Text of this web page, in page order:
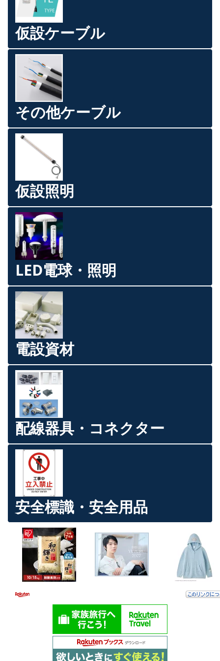
仮設ケーブル
その他ケーブル
仮設照明
LED電球・照明
電設資材
配線器具・コネクター
安全標識・安全用品